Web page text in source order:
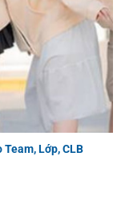
Lớp, CLB